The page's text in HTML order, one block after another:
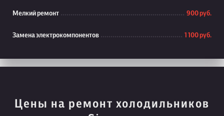
Мелкий ремонт 900 руб.
Замена электрокомпонентов 1 100 руб.
Цены на ремонт холодильников